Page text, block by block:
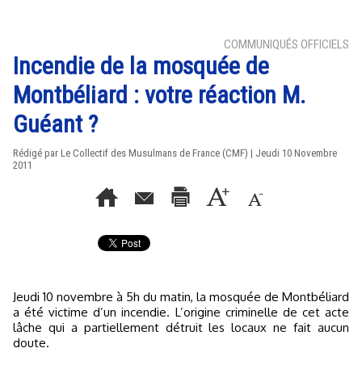
COMMUNIQUÉS OFFICIELS
Incendie de la mosquée de
Montbéliard : votre réaction M.
Guéant ?
Rédigé par Le Collectif des Musulmans de France (CMF) | Jeudi 10 Novembre
2011
Jeudi 10 novembre à 5h du matin, la mosquée de Montbéliard
a été victime d’un incendie. L’origine criminelle de cet acte
lâche qui a partiellement détruit les locaux ne fait aucun
doute.